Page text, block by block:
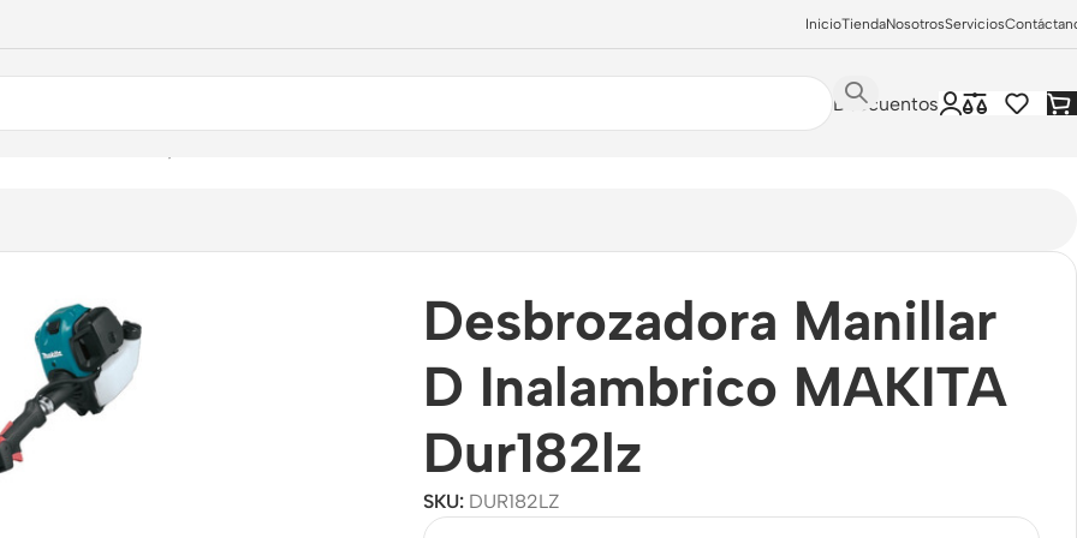
InicioTiendaNosotrosServicios
Descuentos
Desbrozadora Manillar
D Inalambrico MAKITA
Dur182lz
SKU: DUR182LZ